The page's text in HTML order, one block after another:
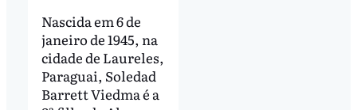
Nascida em 6 de
janeiro de 1945, na
cidade de Laureles,
Paraguai, Soledad
Barrett Viedma é a